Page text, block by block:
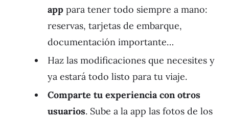
app para tener todo siempre a mano:
reservas, tarjetas de embarque,
documentación importante…
Haz las modificaciones que necesites y
ya estará todo listo para tu viaje.
Comparte tu experiencia con otros
usuarios. Sube a la app las fotos de los